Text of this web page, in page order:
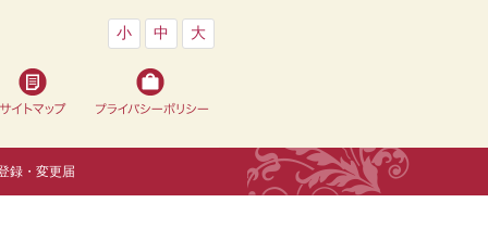
小 中 大
録・変更届